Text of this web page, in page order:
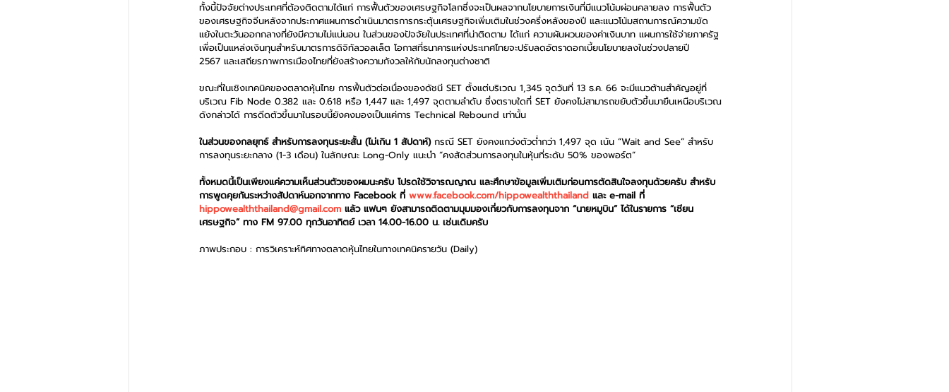
ทั้งนี้ปัจจัยต่างประเทศที่ต้องติดตามได้แก่ การฟื้นตัวของเศรษฐกิจโลกซึ่งจะเป็นผลจากนโยบายการเงินที่มีแนวโน้มผ่อนคลายลง การฟื้นตัว
ของเศรษฐกิจจีนหลังจากประกาศแผนการดำเนินมาตรการกระตุ้นเศรษฐกิจเพิ่มเติมในช่วงครึ่งหลังของปี และแนวโน้มสถานการณ์ความขัด
แย้งในตะวันออกกลางที่ยังมีความไม่แน่นอน ในส่วนของปัจจัยในประเทศที่น่าติดตาม ได้แก่ ความผันผวนของค่าเงินบาท แผนการใช้จ่ายภาครัฐ
เพื่อเป็นแหล่งเงินทุนสำหรับมาตรการดิจิทัลวอลเล็ต โอกาสที่ธนาคารแห่งประเทศไทยจะปรับลดอัตราดอกเบี้ยนโยบายลงในช่วงปลายปี
2567 และเสถียรภาพการเมืองไทยที่ยังสร้างความกังวลให้กับนักลงทุนต่างชาติ
ขณะที่ในเชิงเทคนิคของตลาดหุ้นไทย การฟื้นตัวต่อเนื่องของดัชนี SET ตั้งแต่บริเวณ 1,345 จุดวันที่ 13 ธ.ค. 66 จะมีแนวต้านสำคัญอยู่ที่
บริเวณ Fib Node 0.382 และ 0.618 หรือ 1,447 และ 1,497 จุดตามลำดับ ซึ่งตราบใดที่ SET ยังคงไม่สามารถขยับตัวขึ้นมายืนเหนือบริเวณ
ดังกล่าวได้ การดีดตัวขึ้นมาในรอบนี้ยังคงมองเป็นแค่การ Technical Rebound เท่านั้น
ในส่วนของกลยุทธ์ สำหรับการลงทุนระยะสั้น (ไม่เกิน 1 สัปดาห์) กรณี SET ยังคงแกว่งตัวต่ำกว่า 1,497 จุด เน้น “Wait and See” สำหรับ
การลงทุนระยะกลาง (1-3 เดือน) ในลักษณะ Long-Only แนะนำ “คงสัดส่วนการลงทุนในหุ้นที่ระดับ 50% ของพอร์ต”
ทั้งหมดนี้เป็นเพียงแค่ความเห็นส่วนตัวของผมนะครับ โปรดใช้วิจารณญาณ และศึกษาข้อมูลเพิ่มเติมก่อนการตัดสินใจลงทุนด้วยครับ สำหรับ
การพูดคุยกันระหว่างสัปดาห์นอกจากทาง Facebook ที่ www.facebook.com/hippowealththailand และ e-mail ที่
hippowealththailand@gmail.com แล้ว แฟนๆ ยังสามารถติดตามมุมมองเกี่ยวกับการลงทุนจาก “นายหมูบิน” ได้ในรายการ “เซียน
เศรษฐกิจ” ทาง FM 97.00 ทุกวันอาทิตย์ เวลา 14.00-16.00 น. เช่นเดิมครับ
ภาพประกอบ : การวิเคราะห์ทิศทางตลาดหุ้นไทยในทางเทคนิครายวัน (Daily)